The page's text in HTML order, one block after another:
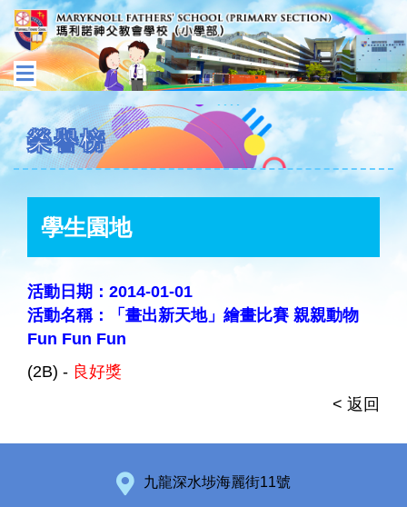
榮譽榜
學生園地
活動日期：2014-01-01
活動名稱：「畫出新天地」繪畫比賽 親親動物
Fun Fun Fun
(2B) - 良好獎
< 返回
九龍深水埗海麗街11號